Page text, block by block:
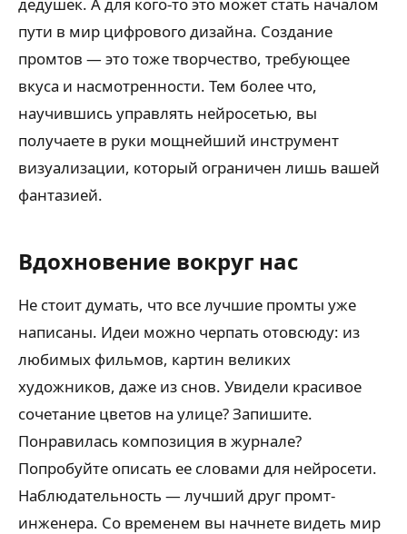
пути в мир цифрового дизайна. Создание
промтов — это тоже творчество, требующее
вкуса и насмотренности. Тем более что,
научившись управлять нейросетью, вы
получаете в руки мощнейший инструмент
визуализации, который ограничен лишь вашей
фантазией.
Вдохновение вокруг нас
Не стоит думать, что все лучшие промты уже
написаны. Идеи можно черпать отовсюду: из
любимых фильмов, картин великих
художников, даже из снов. Увидели красивое
сочетание цветов на улице? Запишите.
Понравилась композиция в журнале?
Попробуйте описать ее словами для нейросети.
Наблюдательность — лучший друг промт-
инженера. Со временем вы начнете видеть мир